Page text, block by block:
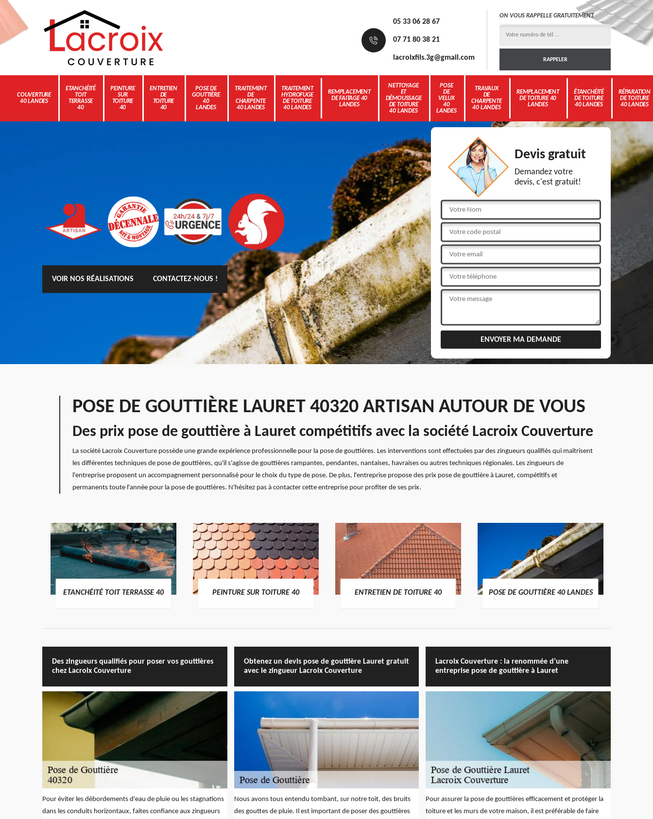
05 33 06 28 67
07 71 80 38 21
lacroixfils.3g@gmail.com
ON VOUS RAPPELLE GRATUITEMENT
COUVERTURE
40 LANDES
ETANCHÉITÉ
TOIT
TERRASSE
40
PEINTURE
SUR
TOITURE
40
ENTRETIEN
DE
TOITURE
40
POSE DE
GOUTTIÈRE
40
LANDES
TRAITEMENT
DE
CHARPENTE
40 LANDES
TRAITEMENT
HYDROFUGE
DE TOITURE
40 LANDES
REMPLACEMENT
DE FAITAGE 40
LANDES
NETTOYAGE
ET
DÉMOUSSAGE
DE TOITURE
40 LANDES
POSE
DE
VELUX
40
LANDES
TRAVAUX
DE
CHARPENTE
40 LANDES
REMPLACEMENT
DE TOITURE 40
LANDES
ÉTANCHÉITÉ
DE TOITURE
40 LANDES
RÉPARATION
DE TOITURE
40 LANDES
VOIR NOS RÉALISATIONS CONTACTEZ-NOUS !
Devis gratuit
Demandez votre
devis, c'est gratuit!
POSE DE GOUTTIÈRE LAURET 40320 ARTISAN AUTOUR DE VOUS
Des prix pose de gouttière à Lauret compétitifs avec la société Lacroix Couverture
La société Lacroix Couverture possède une grande expérience professionnelle pour la pose de gouttières. Les interventions sont effectuées par des zingueurs qualifiés qui maîtrisent
les différentes techniques de pose de gouttières, qu'il s'agisse de gouttières rampantes, pendantes, nantaises, havraises ou autres techniques régionales. Les zingueurs de
l'entreprise proposent un accompagnement personnalisé pour le choix du type de pose. De plus, l'entreprise propose des prix pose de gouttière à Lauret, compétitifs et
permanents toute l'année pour la pose de gouttières. N'hésitez pas à contacter cette entreprise pour profiter de ses prix.
ETANCHÉITÉ TOIT TERRASSE 40 PEINTURE SUR TOITURE 40 ENTRETIEN DE TOITURE 40 POSE DE GOUTTIÈRE 40 LANDES
Des zingueurs qualifiés pour poser vos gouttières
chez Lacroix Couverture
Pour éviter les débordements d'eau de pluie ou les stagnations
dans les conduits horizontaux, faites confiance aux zingueurs
Obtenez un devis pose de gouttière Lauret gratuit
avec le zingueur Lacroix Couverture
Nous avons tous entendu tombant, sur notre toit, des bruits
des gouttes de pluie. Il est important de poser des gouttières
Lacroix Couverture : la renommée d’une
entreprise pose de gouttière à Lauret
Pour assurer la pose de gouttières efficacement et protéger la
toiture et les murs de votre maison, il est préférable de faire